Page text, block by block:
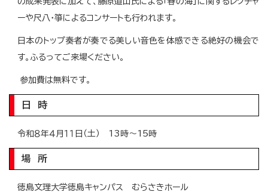
ーや尺八・箏によるコンサートも行われます。
日本のトップ奏者が奏でる美しい音色を体感できる絶好の機会で
す。ふるってご来場ください。
参加費は無料です。
日 時
令和８年４月１１日（土） 13時～15時
場 所
徳島文理大学徳島キャンパス むらさきホール